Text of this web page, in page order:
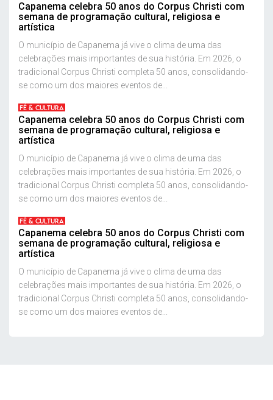
Capanema celebra 50 anos do Corpus Christi com
semana de programação cultural, religiosa e
artística
O município de Capanema já vive o clima de uma das
celebrações mais importantes de sua história. Em 2026, o
tradicional Corpus Christi completa 50 anos, consolidando-
se como um dos maiores eventos de...
FÉ & CULTURA
Capanema celebra 50 anos do Corpus Christi com
semana de programação cultural, religiosa e
artística
O município de Capanema já vive o clima de uma das
celebrações mais importantes de sua história. Em 2026, o
tradicional Corpus Christi completa 50 anos, consolidando-
se como um dos maiores eventos de...
FÉ & CULTURA
Capanema celebra 50 anos do Corpus Christi com
semana de programação cultural, religiosa e
artística
O município de Capanema já vive o clima de uma das
celebrações mais importantes de sua história. Em 2026, o
tradicional Corpus Christi completa 50 anos, consolidando-
se como um dos maiores eventos de...